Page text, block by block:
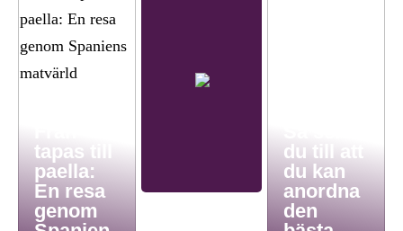
tapas till
paella:
En resa
genom
du till att
du kan
anordna
den